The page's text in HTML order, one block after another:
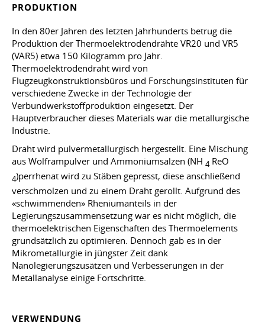
PRODUKTION
In den 80er Jahren des letzten Jahrhunderts betrug die
Produktion der Thermoelektrodendrähte VR20 und VR5
(VAR5) etwa 150 Kilogramm pro Jahr.
Thermoelektrodendraht wird von
Flugzeugkonstruktionsbüros und Forschungsinstituten für
verschiedene Zwecke in der Technologie der
Verbundwerkstoffproduktion eingesetzt. Der
Hauptverbraucher dieses Materials war die metallurgische
Industrie.
Draht wird pulvermetallurgisch hergestellt. Eine Mischung
aus Wolframpulver und Ammoniumsalzen (NH 4 ReO
4)perrhenat wird zu Stäben gepresst, diese anschließend
verschmolzen und zu einem Draht gerollt. Aufgrund des
«schwimmenden» Rheniumanteils in der
Legierungszusammensetzung war es nicht möglich, die
thermoelektrischen Eigenschaften des Thermoelements
grundsätzlich zu optimieren. Dennoch gab es in der
Mikrometallurgie in jüngster Zeit dank
Nanolegierungszusätzen und Verbesserungen in der
Metallanalyse einige Fortschritte.
VERWENDUNG